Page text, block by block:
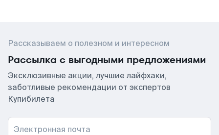
Рассказываем о полезном и интересном
Рассылка с выгодными предложениями
Эксклюзивные акции, лучшие лайфхаки,
заботливые рекомендации от экспертов
Купибилета
Электронная почта